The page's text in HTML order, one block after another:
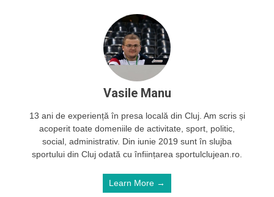
Vasile Manu
13 ani de experiență în presa locală din Cluj. Am scris și
acoperit toate domeniile de activitate, sport, politic,
social, administrativ. Din iunie 2019 sunt în slujba
sportului din Cluj odată cu înființarea sportulclujean.ro.
Learn More →